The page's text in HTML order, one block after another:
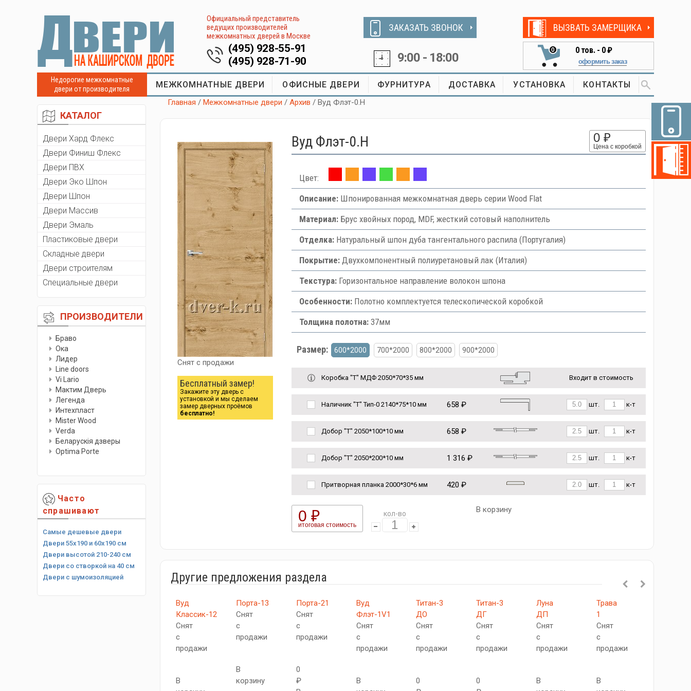
Официальный представитель
ведущих производителей
межкомнатных дверей в Москве
(495) 928-55-91
(495) 928-71-90
ЗАКАЗАТЬ ЗВОНОК
9:00 - 18:00
ВЫЗВАТЬ ЗАМЕРЩИКА
0 0тов. - 0 ₽
оформить заказ
Недорогие межкомнатные
двери от производителя
МЕЖКОМНАТНЫЕ ДВЕРИ ОФИСНЫЕ ДВЕРИ ФУРНИТУРА ДОСТАВКА УСТАНОВКА КОНТАКТЫ
КАТАЛОГ
Двери Хард Флекс
Двери Финиш Флекс
Двери ПВХ
Двери Эко Шпон
Двери Шпон
Двери Массив
Двери Эмаль
Пластиковые двери
Складные двери
Двери строителям
Специальные двери
ПРОИЗВОДИТЕЛИ
Браво
Ока
Лидер
Line doors
Vi Lario
Мактим Дверь
Легенда
Интехпласт
Мister Wood
Verda
Беларускiя дзверы
Optima Porte
Часто
спрашивают
Самые дешевые двери
Двери 55х190 и 60х190 см
Двери высотой 210-240 см
Двери со створкой на 40 см
Двери с шумоизоляцией
Главная /Межкомнатные двери /Архив / Вуд Флэт-0.H
Снят с продажи
Бесплатный замер!
Закажите эту дверь с
установкой и мы сделаем
замер дверных проёмов
бесплатно!
Вуд Флэт-0.H 0 ₽
Цена с коробкой
Цвет:
Описание:Шпонированная межкомнатная дверь серии Wood Flat
Материал:Брус хвойных пород, MDF, жесткий сотовый наполнитель
Отделка:Натуральный шпон дуба тангентального распила (Португалия)
Покрытие:Двухкомпонентный полиуретановый лак (Италия)
Текстура:Горизонтальное направление волокон шпона
Особенности:Полотно комплектуется телескопической коробкой
Толщина полотна:37мм
Размер: 600*2000 700*2000 800*2000 900*2000
Коробка "Т" МДФ 2050*70*35 мм Входит в стоимость
Наличник "Т" Тип-0 2140*75*10 мм 658 ₽ шт. к-т
Добор "Т" 2050*100*10 мм 658 ₽ шт. к-т
Добор "Т" 2050*200*10 мм 1 316 ₽ шт. к-т
Притворная планка 2000*30*6 мм 420 ₽ шт. к-т
0 ₽
итоговая стоимость
кол-во В корзину
Другие предложения раздела
Вуд
Классик-12
Снят
с
продажи
В
Порта-13
Снят
с
продажи
В
корзину
Порта-21
Снят
с
продажи
0
₽
Вуд
Флэт-1V1
Снят
с
продажи
В
Титан-3
ДО
Снят
с
продажи
0
Титан-3
ДГ
Снят
с
продажи
0
Луна
ДП
Снят
с
продажи
В
Трава
1
Снят
с
продажи
В